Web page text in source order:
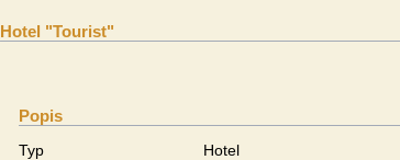
Hotel "Tourist"
Popis
Typ
Hotel